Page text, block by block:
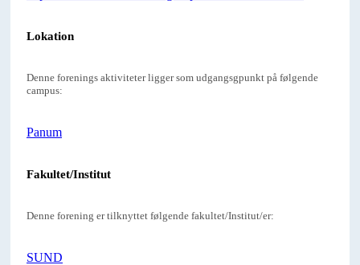
Lokation
Denne forenings aktiviteter ligger som udgangsgpunkt på følgende
campus:
Panum
Fakultet/Institut
Denne forening er tilknyttet følgende fakultet/Institut/er:
SUND